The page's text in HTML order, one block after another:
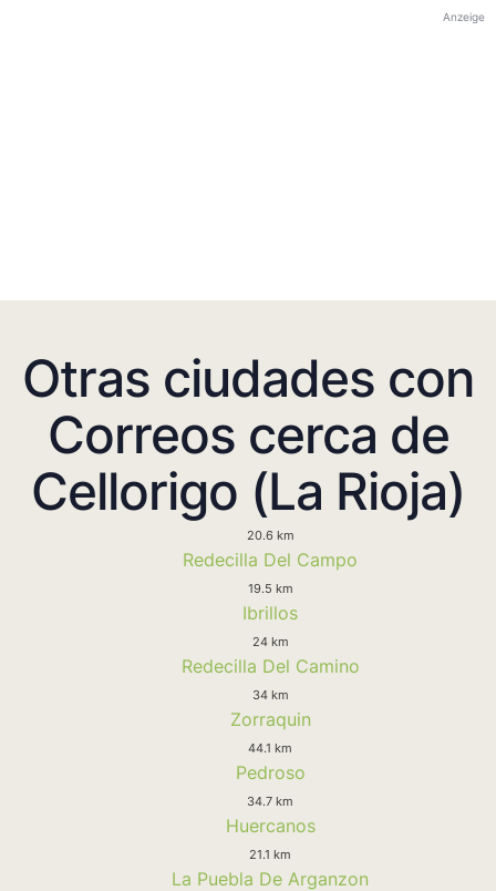
Anzeige
Otras ciudades con
Correos cerca de
Cellorigo (La Rioja)
20.6 km
Redecilla Del Campo
19.5 km
Ibrillos
24 km
Redecilla Del Camino
34 km
Zorraquin
44.1 km
Pedroso
34.7 km
Huercanos
21.1 km
La Puebla De Arganzon